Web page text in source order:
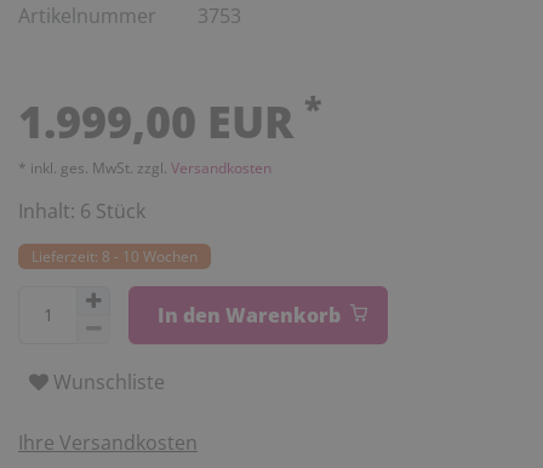
Artikelnummer 3753
1.999,00 EUR *
* inkl. ges. MwSt. zzgl. Versandkosten
Inhalt: 6 Stück
Lieferzeit: 8 - 10 Wochen
In den Warenkorb
Wunschliste
Ihre Versandkosten